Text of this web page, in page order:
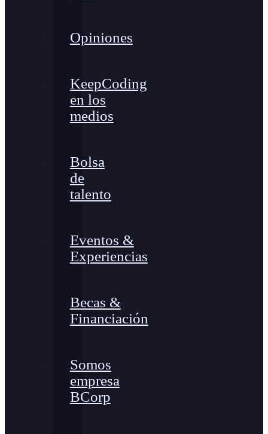
Opiniones
KeepCoding
en los
medios
Bolsa
de
talento
Eventos &
Experiencias
Becas &
Financiación
Somos
empresa
BCorp